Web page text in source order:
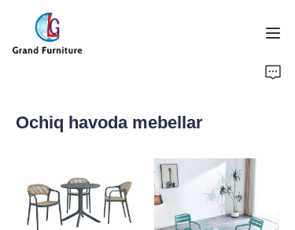
Ochiq havoda mebellar
Mahsulotlar
XABARLAR